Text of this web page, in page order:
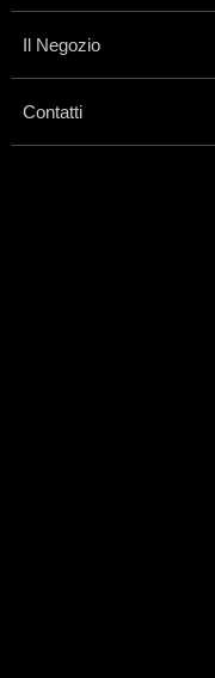
Il Negozio
Contatti